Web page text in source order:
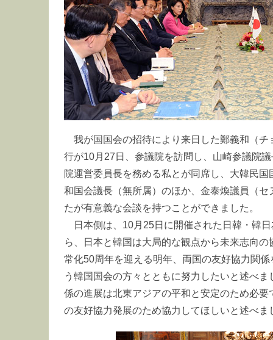
我が国国会の招待により来日した鄭義和（
行が10月27日、参議院を訪問し、山崎参議院
院運営委員長を務める私とが同席し、大韓民
和国会議長（無所属）のほか、金泰煥議員（
たが有意義な会談を持つことができました。
日本側は、10月25日に開催された日韓・韓
ら、日本と韓国は大局的な観点から未来志向
常化50周年を迎える明年、両国の友好協力関
う韓国国会の方々とともに努力したいと述べ
係の進展は北東アジアの平和と安定のため必
の友好協力発展のため協力してほしいと述べま